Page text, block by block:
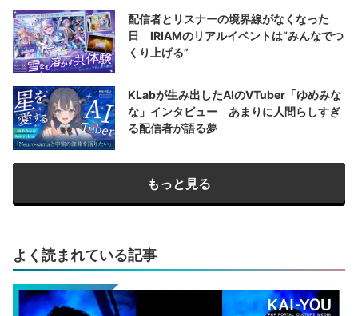
配信者とリスナーの境界線がなくなった
日 IRIAMのリアルイベントは“みんなでつ
くり上げる”
KLabが生み出したAIのVTuber「ゆめみな
な」インタビュー あまりに人間らしすぎ
る配信者が語る夢
もっと見る
よく読まれている記事